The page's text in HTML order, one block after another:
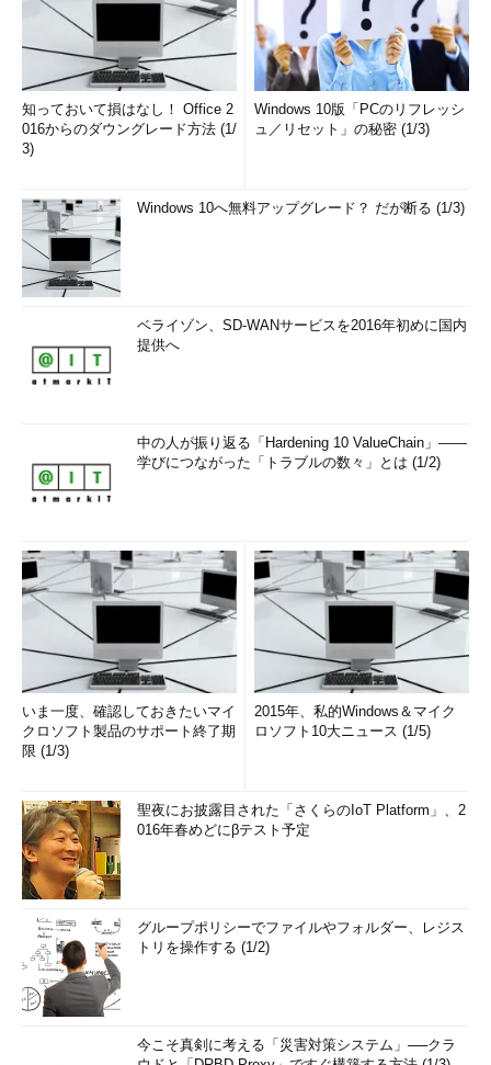
知っておいて損はなし！ Office 2
016からのダウングレード方法 (1/
3)
Windows 10版「PCのリフレッシ
ュ／リセット」の秘密 (1/3)
Windows 10へ無料アップグレード？ だが断る (1/3)
ベライゾン、SD-WANサービスを2016年初めに国内
提供へ
中の人が振り返る「Hardening 10 ValueChain」――
学びにつながった「トラブルの数々」とは (1/2)
いま一度、確認しておきたいマイ
クロソフト製品のサポート終了期
限 (1/3)
2015年、私的Windows＆マイク
ロソフト10大ニュース (1/5)
聖夜にお披露目された「さくらのIoT Platform」、2
016年春めどにβテスト予定
グループポリシーでファイルやフォルダー、レジス
トリを操作する (1/2)
今こそ真剣に考える「災害対策システム」──クラ